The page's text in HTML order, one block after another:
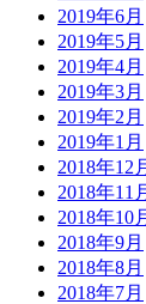
2019年6月
2019年5月
2019年4月
2019年3月
2019年2月
2019年1月
2018年12
2018年11
2018年10
2018年9月
2018年8月
2018年7月